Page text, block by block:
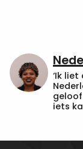
‘Ik
iets